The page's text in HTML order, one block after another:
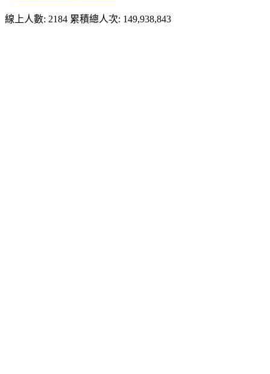
線上人數: 2184 累積總人次: 149,938,843